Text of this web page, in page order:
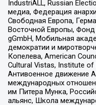
IndustriALL, Russian
медиа, Федерация
Свободная Европа,
Восточной Европы,
gGmbH, Мобильная
демократии и
Копелева, American
Cultural Vistas, Institute
Антивоенное движение
международных
им Питера Мунка,
альянс, Школа